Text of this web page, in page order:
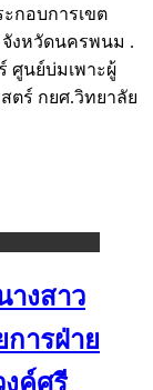
กอบการเขต
งหวัดนครพนม .
ศูนย์บ่มเพาะผู้
ตร์ กยศ.วิทยาลัย
างสาว
ารฝ่าย
ค์ศรี